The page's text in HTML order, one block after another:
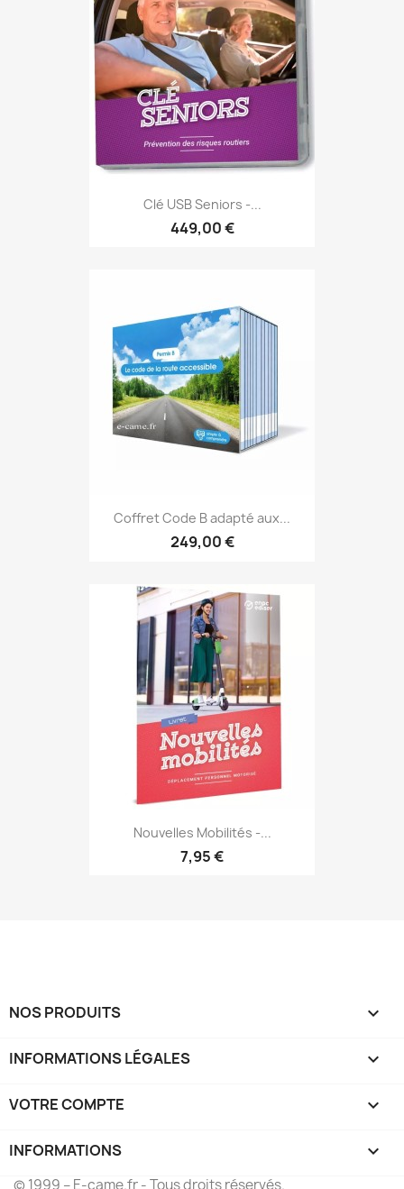
Clé USB Seniors -...
449,00 €
Coffret Code B adapté aux...
249,00 €
Nouvelles Mobilités -...
7,95 €
NOS PRODUITS 
INFORMATIONS LÉGALES 
VOTRE COMPTE 
INFORMATIONS keyboard_arrow_down
© 1999 – E-came.fr - Tous droits réservés.